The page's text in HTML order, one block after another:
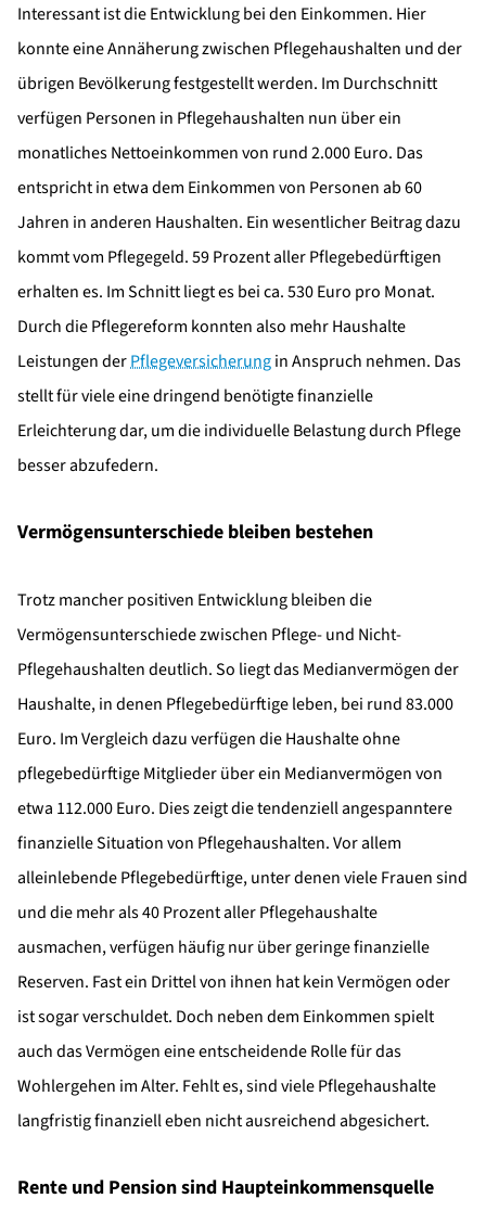
Interessant ist die Entwicklung bei den Einkommen. Hier
konnte eine Annäherung zwischen Pflegehaushalten und der
übrigen Bevölkerung festgestellt werden. Im Durchschnitt
verfügen Personen in Pflegehaushalten nun über ein
monatliches Nettoeinkommen von rund 2.000 Euro. Das
entspricht in etwa dem Einkommen von Personen ab 60
Jahren in anderen Haushalten. Ein wesentlicher Beitrag dazu
kommt vom Pflegegeld. 59 Prozent aller Pflegebedürftigen
erhalten es. Im Schnitt liegt es bei ca. 530 Euro pro Monat.
Durch die Pflegereform konnten also mehr Haushalte
Leistungen derPflegeversicherungin Anspruch nehmen. Das
stellt für viele eine dringend benötigte finanzielle
Erleichterung dar, um die individuelle Belastung durch Pflege
besser abzufedern.
Vermögensunterschiede bleiben bestehen
Trotz mancher positiven Entwicklung bleiben die
Vermögensunterschiede zwischen Pflege- und Nicht-
Pflegehaushalten deutlich. So liegt das Medianvermögen der
Haushalte, in denen Pflegebedürftige leben, bei rund 83.000
Euro. Im Vergleich dazu verfügen die Haushalte ohne
pflegebedürftige Mitglieder über ein Medianvermögen von
etwa 112.000 Euro. Dies zeigt die tendenziell angespanntere
finanzielle Situation von Pflegehaushalten. Vor allem
alleinlebende Pflegebedürftige, unter denen viele Frauen sind
und die mehr als 40 Prozent aller Pflegehaushalte
ausmachen, verfügen häufig nur über geringe finanzielle
Reserven. Fast ein Drittel von ihnen hat kein Vermögen oder
ist sogar verschuldet. Doch neben dem Einkommen spielt
auch das Vermögen eine entscheidende Rolle für das
Wohlergehen im Alter. Fehlt es, sind viele Pflegehaushalte
langfristig finanziell eben nicht ausreichend abgesichert.
Rente und Pension sind Haupteinkommensquelle